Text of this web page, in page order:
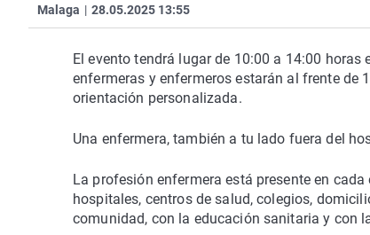
Malaga | 28.05.2025 13:55
El evento tendrá lugar de 10:00 a 14:00
enfermeras y enfermeros estarán al frente de
orientación personalizada.
Una enfermera, también a tu lado fuera del
La profesión enfermera está presente en
hospitales, centros de salud, colegios,
comunidad, con la educación sanitaria y con